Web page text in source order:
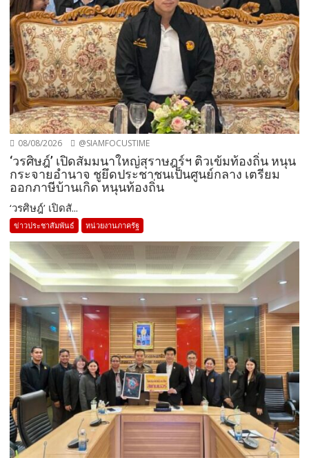
08/08/2026 @SIAMFOCUSTIME
‘วรศิษฎ์’ เปิดสัมมนาใหญ่สุราษฎร์ฯ ติวเข้มท้องถิ่น หนุน
กระจายอำนาจ ชูยึดประชาชนเป็นศูนย์กลาง เตรียม
ออกภาษีบ้านเกิด หนุนท้องถิ่น
‘วรศิษฎ์’ เปิดสั...
ข่าวประชาสัมพันธ์ หน่วยงานภาครัฐ